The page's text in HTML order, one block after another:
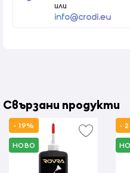
или
info@crodi.eu
Свързани продукти
- 19%
НОВО
-